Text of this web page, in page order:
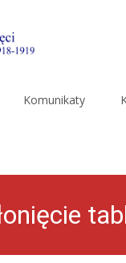
Komunikaty